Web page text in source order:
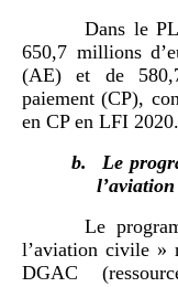
Dans le
650,7 millions
(AE) et de
paiement (CP),
en CP en LFI 2020.
b.
Le
Le
l’aviation civile »
DGAC